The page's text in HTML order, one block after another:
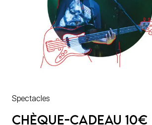
Spectacles
Chèque-cadeau 10€